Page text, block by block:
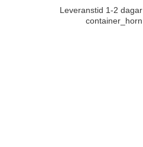
Leveranstid 1-2 dagar
container_horn